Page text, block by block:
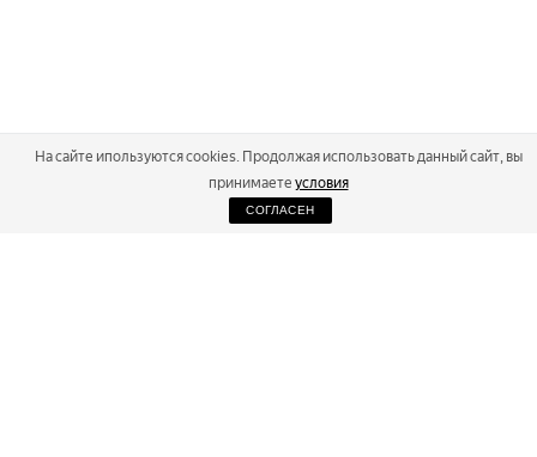
2026
На сайте ипользуются cookies. Продолжая использовать данный сайт, вы
принимаете условия
СОГЛАСЕН